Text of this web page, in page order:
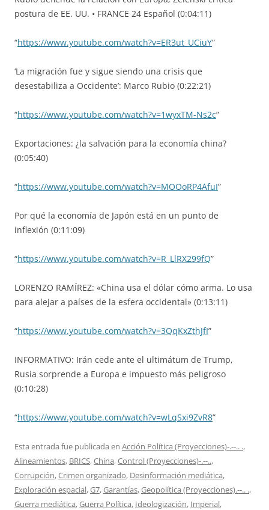
postura de EE. UU. • FRANCE 24 Español (0:04:11)
“https://www.youtube.com/watch?v=ER3ut_UCiuY”
‘La migración fue y sigue siendo una crisis que
desestabiliza a Occidente’: Marco Rubio (0:22:21)
“https://www.youtube.com/watch?v=1wyxTM-Ns2c”
Exportaciones: ¿la salvación para la economía china?
(0:05:40)
“https://www.youtube.com/watch?v=MOOoRP4AfuI”
Por qué la economía de Japón está en un punto de
inflexión (0:11:09)
“https://www.youtube.com/watch?v=R_LlRX299fQ”
LORENZO RAMÍREZ: «China usa el dólar cómo arma. Lo usa
para alejar a países de la esfera occidental» (0:13:11)
“https://www.youtube.com/watch?v=3QqKxZthJfI”
INFORMATIVO: Irán cede ante el ultimátum de Trump,
Rusia sorprende a Europa e impuesto más peligroso
(0:10:28)
“https://www.youtube.com/watch?v=wLqSxi9ZvR8”
Esta entrada fue publicada en Acción Política (Proyecciones)-.--.. .,
Alineamientos, BRICS,China,Control (Proyecciones)-.--..,
Corrupción,Crimen organizado, Desinformación mediática,
Exploración espacial,G7,Garantías,Geopolítica (Proyecciones).--.. .,
Guerra mediática,Guerra Política, Ideologización, Imperial,